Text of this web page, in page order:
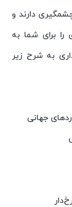
دارند و
برای شما به
به شرح زیر
جهانی